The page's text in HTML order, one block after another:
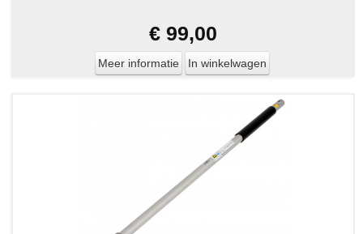
€ 99,00
Meer informatie In winkelwagen